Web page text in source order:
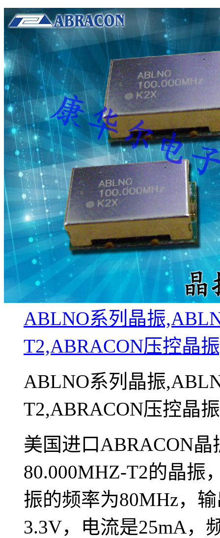
ABLNO系列晶振
T2,ABRACON压控晶
ABLNO系列晶振
T2,ABRACON压控晶
美国进口ABRACON
80.000MHZ-T2的晶振
振的频率为80MHz，
3.3V，电流是25mA，